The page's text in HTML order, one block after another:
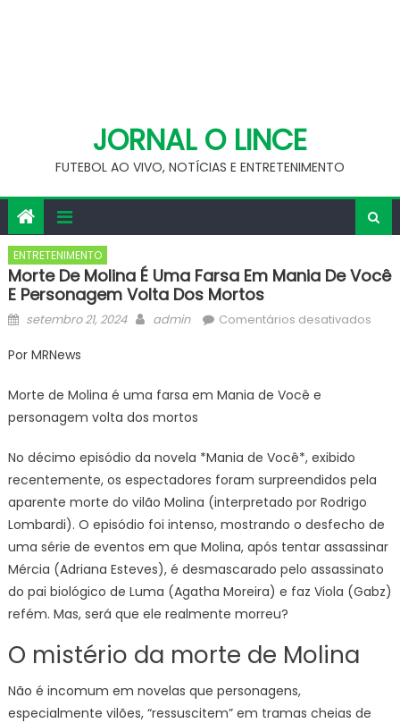
JORNAL O LINCE
FUTEBOL AO VIVO, NOTÍCIAS E ENTRETENIMENTO
ENTRETENIMENTO
Morte De Molina É Uma Farsa Em Mania De Você
E Personagem Volta Dos Mortos
Posted
setembro 21, 2024 Author
admin Comentários desativadosem
e
volta
Por MRNews
Morte de Molina é uma farsa em Mania de Você e
personagem volta dos mortos
No décimo episódio da novela *Mania de Você*, exibido
recentemente, os espectadores foram surpreendidos pela
aparente morte do vilão Molina (interpretado por Rodrigo
Lombardi). O episódio foi intenso, mostrando o desfecho de
uma série de eventos em que Molina, após tentar assassinar
Mércia (Adriana Esteves), é desmascarado pelo assassinato
do pai biológico de Luma (Agatha Moreira) e faz Viola (Gabz)
refém. Mas, será que ele realmente morreu?
O mistério da morte de Molina
Não é incomum em novelas que personagens,
especialmente vilões, “ressuscitem” em tramas cheias de